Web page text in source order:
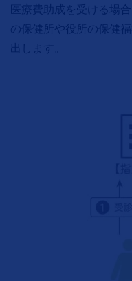
医療費助成を受ける場
の保健所や役所の保健
出します。